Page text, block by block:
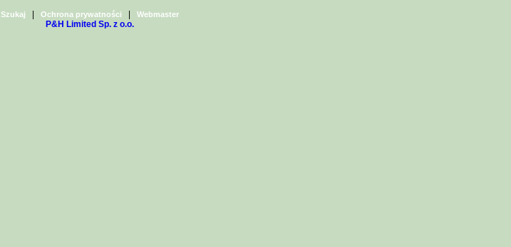
Szukaj Ochrona prywatności Webmaster
P&H Limited Sp. z o.o.